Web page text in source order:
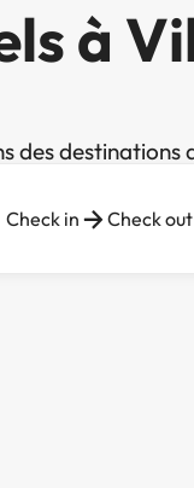
à
des destinations
Check in Check out